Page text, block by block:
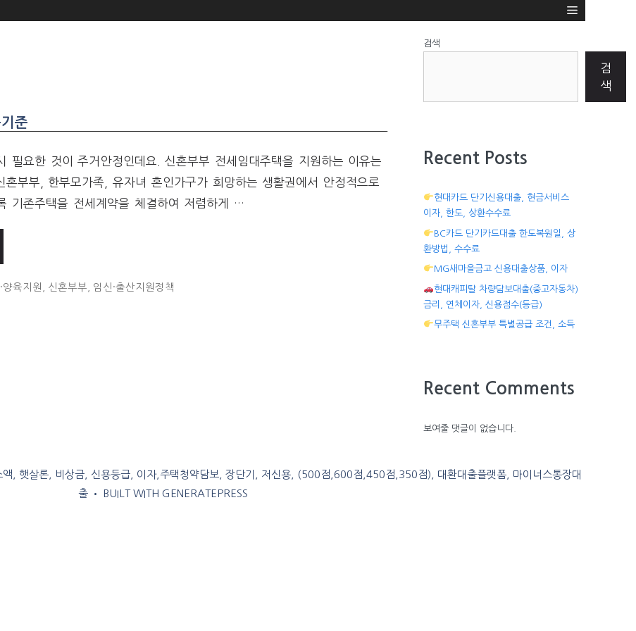
준
필요한 것이 주거안정인데요. 신혼부부 전세임대주택을 지원하는 이유는
혼부부, 한부모가족, 유자녀 혼인가구가 희망하는 생활권에서 안정적으로
기존주택을 전세계약을 체결하여 저렴하게 …
양육지원 신혼부부 임신·출산지원정책
검색
검
색
Recent Posts
현대카드 단기신용대출, 현금서비스
이자, 한도, 상환수수료
BC카드 단기카드대출 한도복원일, 상
환방법, 수수료
MG새마을금고 신용대출상품, 이자
현대캐피탈 차량담보대출(중고자동차)
금리, 연체이자, 신용점수(등급)
무주택 신혼부부 특별공급 조건, 소득
Recent Comments
보여줄 댓글이 없습니다.
, 햇살론, 비상금, 신용등급, 이자,주택청약담보, 장단기, 저신용, (500점,600점,450점,350점), 대환대출플랫폼, 마이너스통장대
출• BUILT WITH GENERATEPRESS